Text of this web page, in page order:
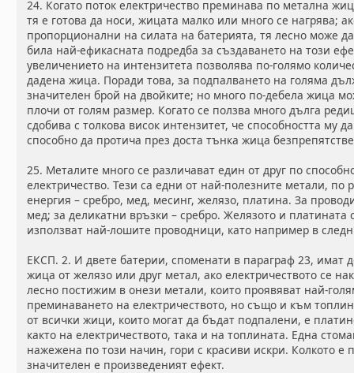
24. Когато поток електричество преминава по метална
тя е готова да носи, жицата малко или много се нагрява;
пропорционални на силата на батерията, тя лесно може
била най-ефикасната подредба за създаването на този
увеличението на интензитета позволява по-голямо
дадена жица. Поради това, за подпалването на голяма
значителен брой на двойките; но много по-дебела жица
плочи от голям размер. Когато се ползва много дълга
сдобива с толкова висок интензитет, че способността му
способно да протича през доста тънка жица
25. Металите много се различават един от друг по
електричество. Тези са едни от най-полезните метали, по
енергия – сребро, мед, месинг, желязо, платина. За
мед; за деликатни връзки – сребро. Желязото и платината
използват най-лошите проводници, като например в
ЕКСП. 2. И двете батерии, споменати в параграф 23, имат
жица от желязо или друг метал, ако електричеството се
лесно постижим в онези метали, които проявяват най-
преминаването на електричеството, но също и към
от всички жици, които могат да бъдат подпалени, е
както на електричеството, така и на топлината. Една
нажежена по този начин, гори с красиви искри. Колкото е
значителен е произведеният ефект.